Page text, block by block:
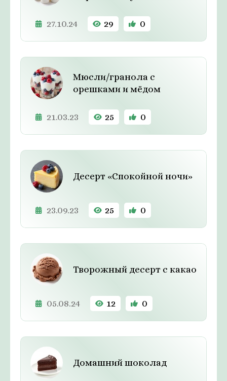
27.10.24 29 0
Мюсли/гранола с
орешками и мёдом
21.03.23 25 0
Десерт «Спокойной ночи»
23.09.23 25 0
Творожный десерт с какао
05.08.24 12 0
Домашний шоколад